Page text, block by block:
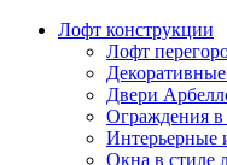
Лофт конструкции
Лофт
Двери
Ограждения в
Интерьерные
Окна в стиле